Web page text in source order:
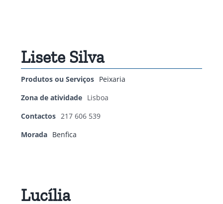
Lisete Silva
Produtos ou Serviços Peixaria
Zona de atividade Lisboa
Contactos 217 606 539
Morada Benfica
Lucília